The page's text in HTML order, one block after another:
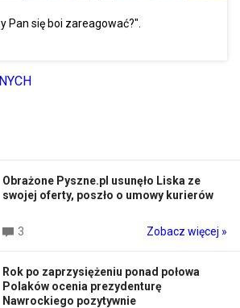
Pan się boi zareagować?".
Obrażone Pyszne.pl usunęło Liska ze
swojej oferty, poszło o umowy kurierów
3 Zobacz więcej »
Rok po zaprzysiężeniu ponad połowa
Polaków ocenia prezydenturę
Nawrockiego pozytywnie